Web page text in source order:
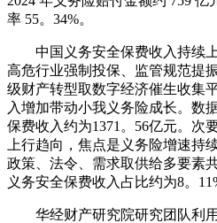
率 55。34%。
中国义务安全保费收入持续上
高危行业强制投保、监管规范提
级财产转型取数字经济催生收集
入增加带动小我义务险成长。数
保费收入约为1371。56亿元。次
上行趋向，焦点是义务险增速持
政策、法令、需求取供给多要素
义务安全保费收入占比约为8。
华经财产研究院研究团队利用